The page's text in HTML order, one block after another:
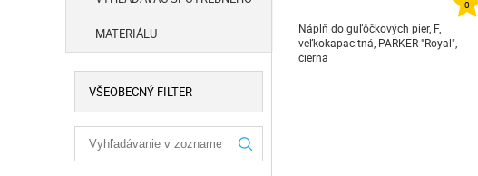
MATERIÁLU
VŠEOBECNÝ FILTER
0
Náplň do guľôčkových pier, F,
veľkokapacitná, PARKER "Royal",
čierna